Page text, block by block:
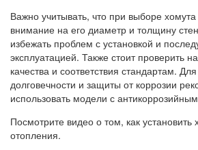
Важно учитывать, что при выборе
внимание на его диаметр и толщину
избежать проблем с установкой и
эксплуатацией. Также стоит проверить
качества и соответствия стандартам.
долговечности и защиты от коррозии
использовать модели с
Посмотрите видео о том, как установить
отопления.